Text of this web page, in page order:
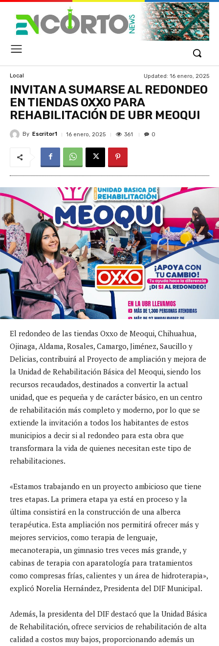
Local Updated: 16 enero, 2025
INVITAN A SUMARSE AL REDONDEO
EN TIENDAS OXXO PARA
REHABILITACIÓN DE UBR MEOQUI
By Escritor1 16 enero, 2025 361 0
El redondeo de las tiendas Oxxo de Meoqui, Chihuahua,
Ojinaga, Aldama, Rosales, Camargo, Jiménez, Saucillo y
Delicias, contribuirá al Proyecto de ampliación y mejora de
la Unidad de Rehabilitación Básica del Meoqui, siendo los
recursos recaudados, destinados a convertir la actual
unidad, que es pequeña y de carácter básico, en un centro
de rehabilitación más completo y moderno, por lo que se
extiende la invitación a todos los habitantes de estos
municipios a decir si al redondeo para esta obra que
transformara la vida de quienes necesitan este tipo de
rehabilitaciones.
«Estamos trabajando en un proyecto ambicioso que tiene
tres etapas. La primera etapa ya está en proceso y la
última consistirá en la construcción de una alberca
terapéutica. Esta ampliación nos permitirá ofrecer más y
mejores servicios, como terapia de lenguaje,
mecanoterapia, un gimnasio tres veces más grande, y
cabinas de terapia con aparatología para tratamientos
como compresas frías, calientes y un área de hidroterapia»,
explicó Norelia Hernández, Presidenta del DIF Municipal.
Además, la presidenta del DIF destacó que la Unidad Básica
de Rehabilitación, ofrece servicios de rehabilitación de alta
calidad a costos muy bajos, proporcionando además un